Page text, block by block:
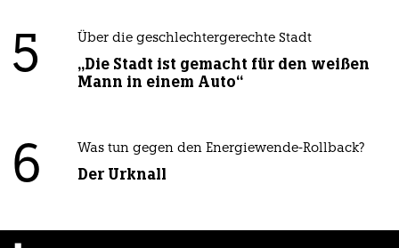
5 Über die geschlechtergerechte Stadt
„Die Stadt ist gemacht für den weißen
Mann in einem Auto“
6 Was tun gegen den Energiewende-Rollback?
Der Urknall